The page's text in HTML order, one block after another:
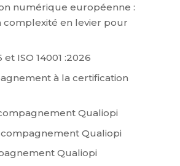
numérique européenne :
complexité en levier pour
et ISO 14001 :2026
à la certification
Qualiopi
Qualiopi
Qualiopi